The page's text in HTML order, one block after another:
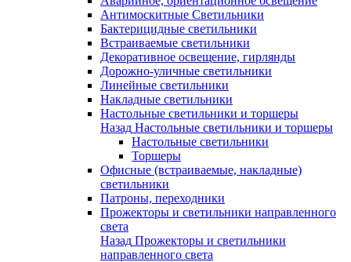
Антимоскитные Светильники
Бактерицидные светильники
Встраиваемые светильники
Декоративное освещение, гирлянды
Дорожно-уличные светильники
Линейные светильники
Накладные светильники
Настольные светильники и торшеры
Назад Настольные светильники и торшеры
Настольные светильники
Торшеры
Офисные (встраиваемые, накладные)
светильники
Патроны, переходники
Прожекторы и светильники направленного
света
Назад Прожекторы и светильники
направленного света